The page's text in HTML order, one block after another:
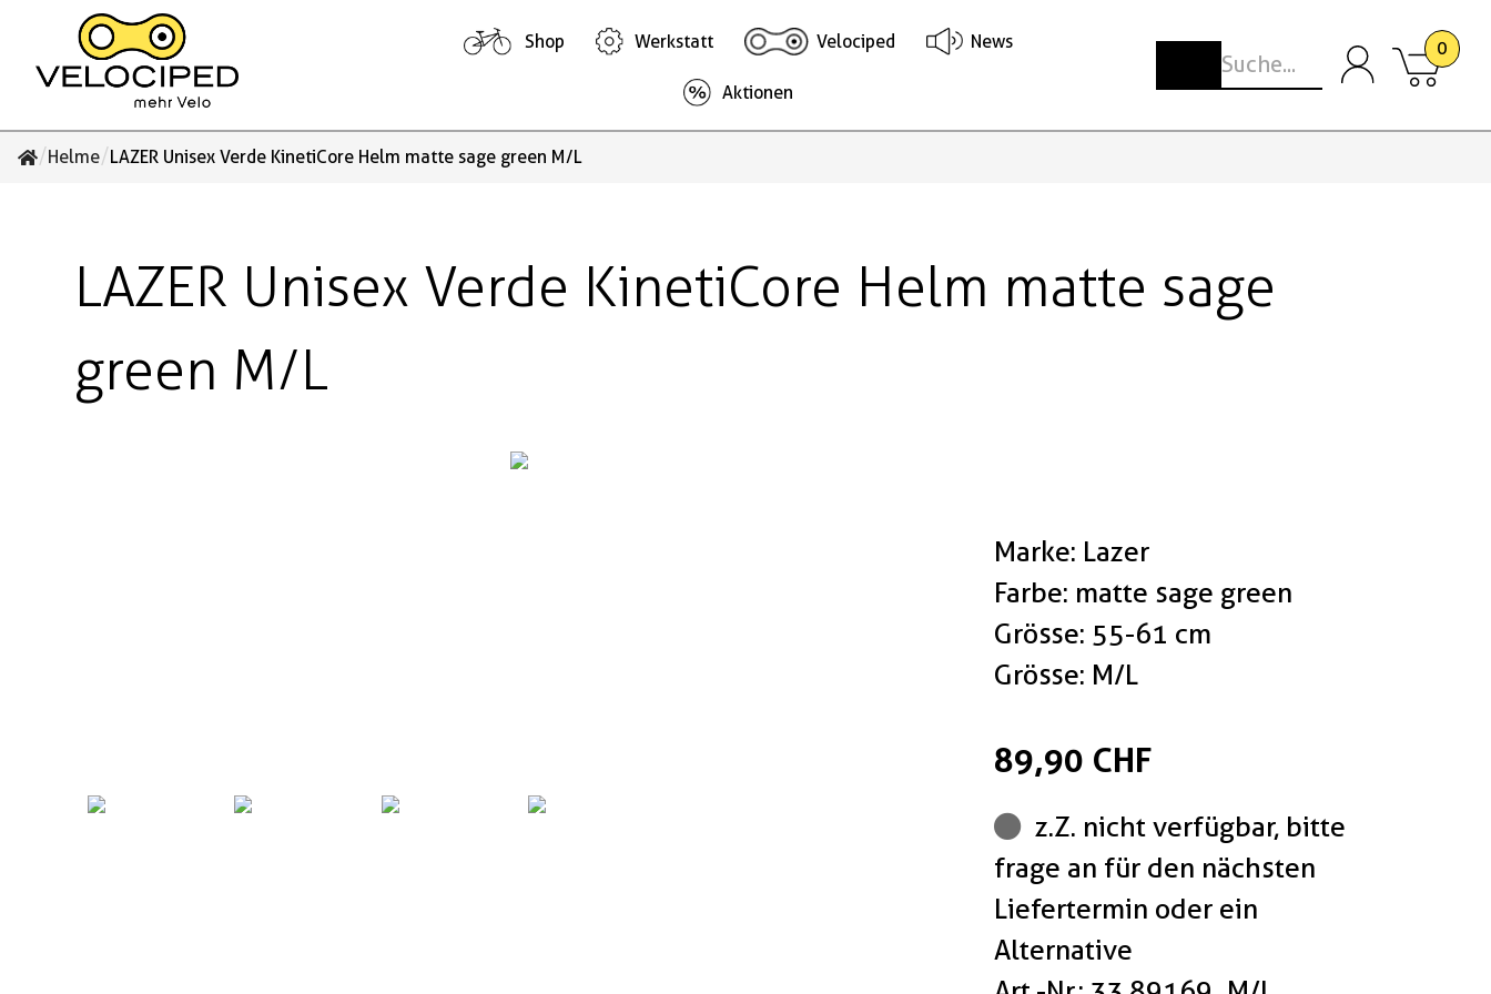
Shop Werkstatt Velociped News
Aktionen
0
/Helme/LAZER Unisex Verde KinetiCore Helm matte sage green M/L
LAZER Unisex Verde KinetiCore Helm matte sage
green M/L
Marke: Lazer
Farbe: matte sage green
Grösse: 55-61 cm
Grösse: M/L
89,90 CHF
z.Z. nicht verfügbar, bitte
frage an für den nächsten
Liefertermin oder ein
Alternative